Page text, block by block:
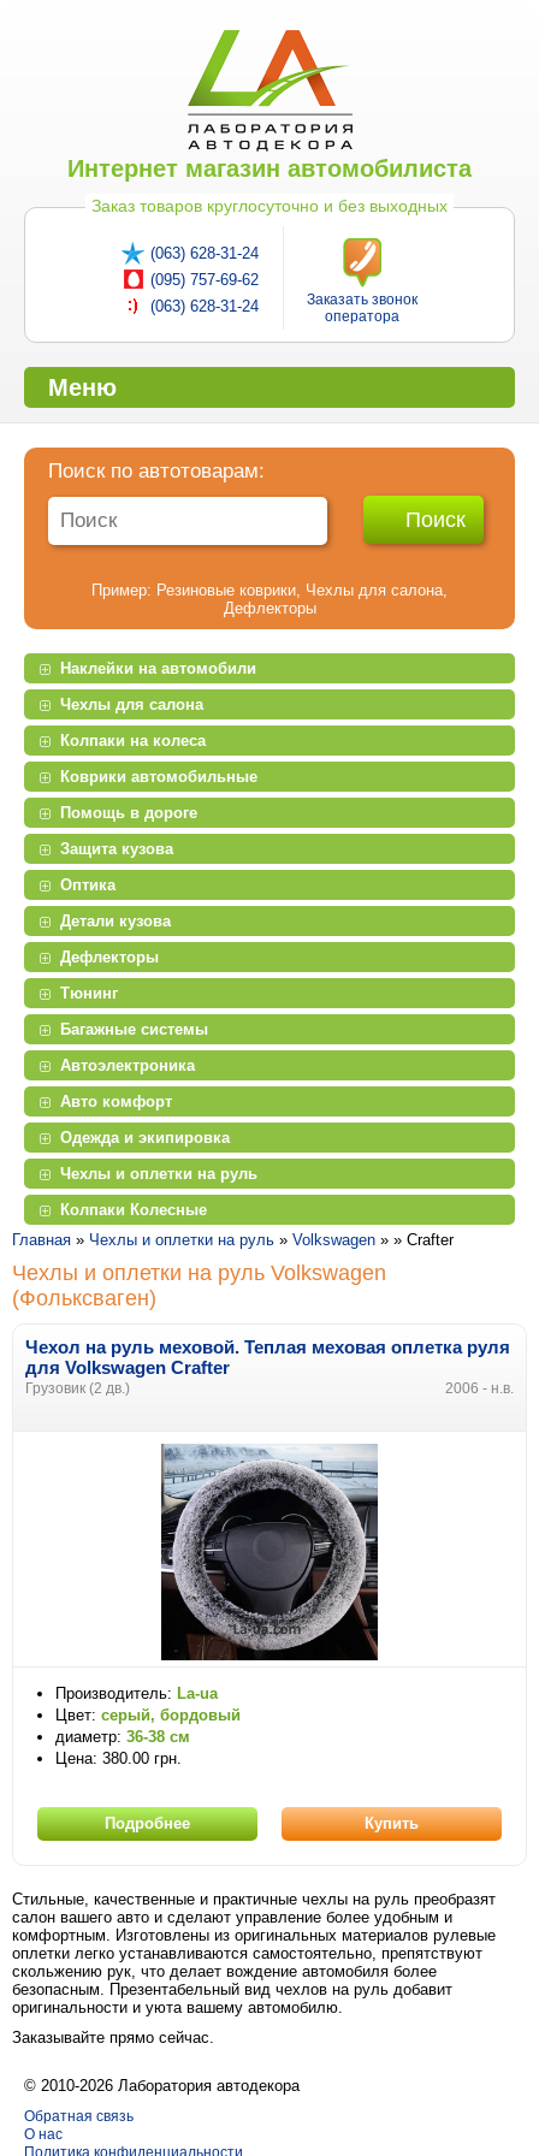
Интернет магазин автомобилиста
Заказ товаров круглосуточно и без выходных
(063) 628-31-24
(095) 757-69-62
(063) 628-31-24
Заказать звонок
оператора
Меню
Поиск по автотоварам:
Пример: Резиновые коврики Чехлы для салона
Дефлекторы
Наклейки на автомобили
Чехлы для салона
Колпаки на колеса
Коврики автомобильные
Помощь в дороге
Защита кузова
Оптика
Детали кузова
Дефлекторы
Тюнинг
Багажные системы
Автоэлектроника
Авто комфорт
Одежда и экипировка
Чехлы и оплетки на руль
Колпаки Колесные
Главная » Чехлы и оплетки на руль » Volkswagen » » Crafter
Чехлы и оплетки на руль Volkswagen
(Фольксваген)
Чехол на руль меховой. Теплая меховая оплетка руля
для Volkswagen Crafter
Грузовик (2 дв.) 2006 - н.в.
Производитель: La-ua
Цвет: серый, бордовый
диаметр: 36-38 см
Цена: 380.00 грн.
Подробнее Купить
Стильные, качественные и практичные чехлы на руль преобразят
салон вашего авто и сделают управление более удобным и
комфортным. Изготовлены из оригинальных материалов рулевые
оплетки легко устанавливаются самостоятельно, препятствуют
скольжению рук, что делает вождение автомобиля более
безопасным. Презентабельный вид чехлов на руль добавит
оригинальности и уюта вашему автомобилю.
Заказывайте прямо сейчас.
© 2010-2026 Лаборатория автодекора
Обратная связь
О нас
Политика конфиденциальности